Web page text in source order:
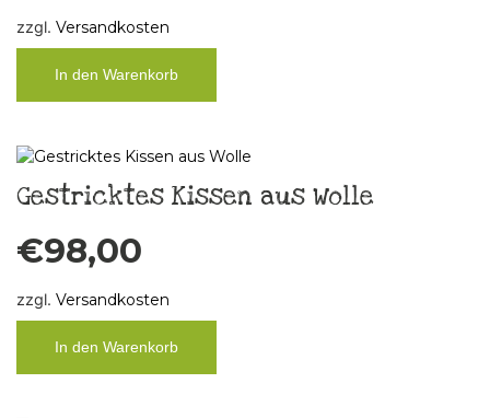
zzgl. Versandkosten
In den Warenkorb
Gestricktes Kissen aus Wolle
€98,00
zzgl. Versandkosten
In den Warenkorb